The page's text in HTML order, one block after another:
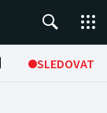
SLEDOVAT